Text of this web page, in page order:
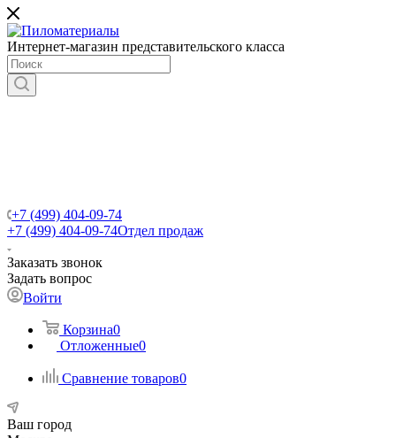
Интернет-магазин представительского класса
+7 (499) 404-09-74
+7 (499) 404-09-74Отдел продаж
Заказать звонок
Задать вопрос
Войти
Корзина0
Отложенные0
Сравнение товаров0
Ваш город